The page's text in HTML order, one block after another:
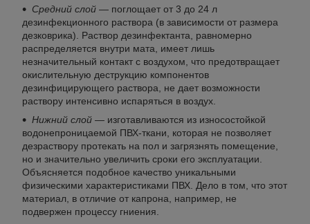
Средний слой — поглощает от 3 до 24 л
дезинфекционного раствора (в зависимости от размера
дезковрика). Раствор дезинфектанта, равномерно
распределяется внутри мата, имеет лишь
незначительный контакт с воздухом, что предотвращает
окислительную деструкцию компонентов
дезинфицирующего раствора, не дает возможности
раствору интенсивно испаряться в воздух.
Нижний слой — изготавливаются из износостойкой
водонепроницаемой ПВХ-ткани, которая не позволяет
дезраствору протекать на пол и загрязнять помещение,
но и значительно увеличить сроки его эксплуатации.
Объясняется подобное качество уникальными
физическими характеристиками ПВХ. Дело в том, что этот
материал, в отличие от капрона, например, не
подвержен процессу гниения.